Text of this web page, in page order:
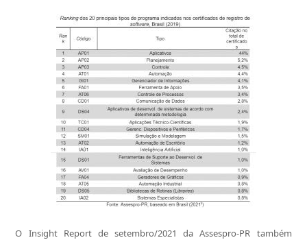
O Insight Report de setembro/2021 da Assespro-PR também